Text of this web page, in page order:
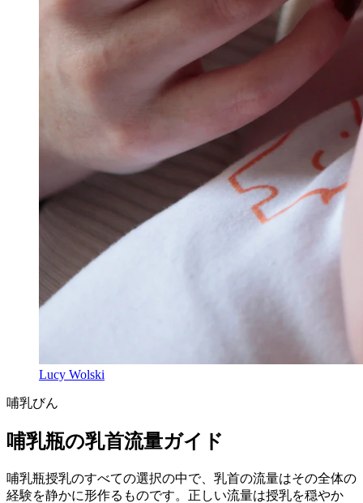
Lucy Wolski
哺乳びん
哺乳瓶の乳首流量ガイド
哺乳瓶授乳のすべての選択の中で、乳首の流量はその全体の
経験を静かに形作るものです。正しい流量は授乳を穏やか